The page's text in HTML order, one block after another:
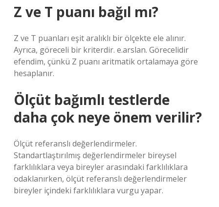
Z ve T puanı bağıl mı?
Z ve T puanları eşit aralıklı bir ölçekte ele alınır.
Ayrıca, göreceli bir kriterdir. e.arslan. Görecelidir
efendim, çünkü Z puanı aritmatik ortalamaya göre
hesaplanır.
Ölçüt bağımlı testlerde
daha çok neye önem verilir?
Ölçüt referanslı değerlendirmeler.
Standartlaştırılmış değerlendirmeler bireysel
farklılıklara veya bireyler arasındaki farklılıklara
odaklanırken, ölçüt referanslı değerlendirmeler
bireyler içindeki farklılıklara vurgu yapar.